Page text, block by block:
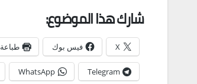
شارك هذا الموضوع:
X فيس بوك طباعة
Telegram
WhatsApp